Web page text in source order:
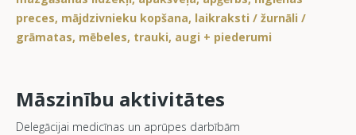
preces, mājdzivnieku kopšana, laikraksti / žurnāli /
grāmatas, mēbeles, trauki, augi + piederumi
Māszinību aktivitātes
Delegācijai medicīnas un aprūpes darbībām